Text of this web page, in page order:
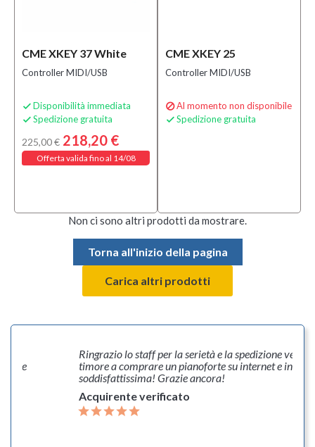
135,00 €
Solo
offerta
CME XKEY 37 White
Controller MIDI/USB
 Disponibilità immediata
 Spedizione gratuita
225,00 € 218,20 €
Offerta valida fino al 14/08
CME XKEY 25
Controller MIDI/USB
Al momento non disponibile
 Spedizione gratuita
Non ci sono altri prodotti da mostrare.
Torna all'inizio della pagina
Carica altri prodotti
Ringrazio lo staff per la serietà e la spedizione
timore a comprare un pianoforte su internet e invece
soddisfattissima! Grazie ancora!
Acquirente verificato